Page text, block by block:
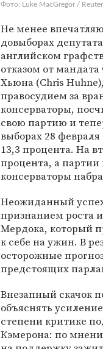
Фото: Luke MacGregor /
Не менее
довыборах
английском
отказом от
Хьюна (Chris
правосудием за
консерваторы,
свою партию и
выборах 28
13,3 процента. На
процента, а партии
консерваторы
Неожиданный
признанием роста
Мердока, который
к себе на ужин. В
осторожные
предстоящих
Внезапный скачок
объяснять
степени критике
Кэмерона: по